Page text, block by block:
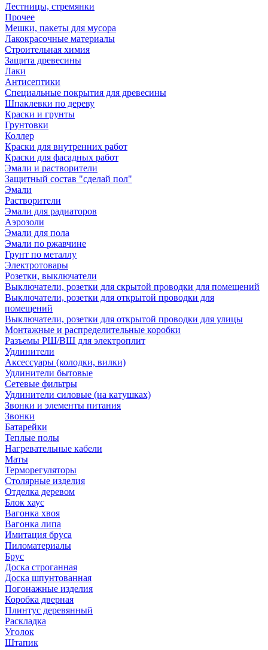
Лестницы, стремянки
Прочее
Мешки, пакеты для мусора
Лакокрасочные материалы
Строительная химия
Защита древесины
Лаки
Антисептики
Специальные покрытия для древесины
Шпаклевки по дереву
Краски и грунты
Грунтовки
Коллер
Краски для внутренних работ
Краски для фасадных работ
Эмали и растворители
Защитный состав "сделай пол"
Эмали
Растворители
Эмали для радиаторов
Аэрозоли
Эмали для пола
Эмали по ржавчине
Грунт по металлу
Электротовары
Розетки, выключатели
Выключатели, розетки для скрытой проводки для помещений
Выключатели, розетки для открытой проводки для
помещений
Выключатели, розетки для открытой проводки для улицы
Монтажные и распределительные коробки
Разъемы РШ/ВШ для электроплит
Удлинители
Аксессуары (колодки, вилки)
Удлинители бытовые
Сетевые фильтры
Удлинители силовые (на катушках)
Звонки и элементы питания
Звонки
Батарейки
Теплые полы
Нагревательные кабели
Маты
Терморегуляторы
Столярные изделия
Отделка деревом
Блок хаус
Вагонка хвоя
Вагонка липа
Имитация бруса
Пиломатериалы
Брус
Доска строганная
Доска шпунтованная
Погонажные изделия
Коробка дверная
Плинтус деревянный
Раскладка
Уголок
Штапик